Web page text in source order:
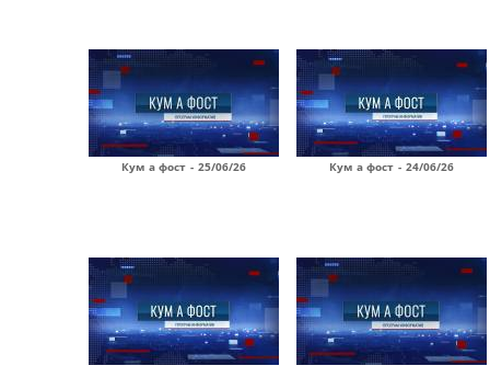
Кум а фост - 25/06/26 Кум а фост - 24/06/26